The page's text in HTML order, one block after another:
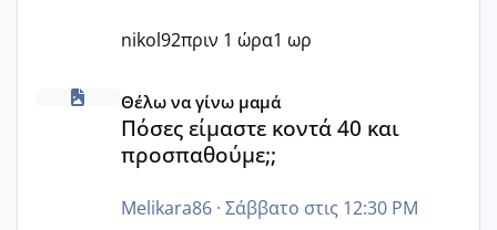
nikol92πριν 1 ώρα1 ωρ
Πόσες είμαστε κοντά 40 και προσπαθούμε;;
Θέλω να γίνω μαμά
Πόσες είμαστε κοντά 40 και
προσπαθούμε;;
Melikara86· Σάββατο στις 12:30 PM